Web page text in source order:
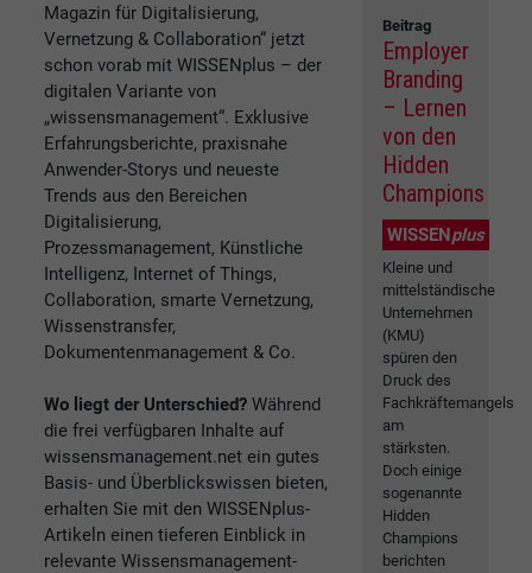
Magazin für Digitalisierung,
Vernetzung & Collaboration“ jetzt
schon vorab mit WISSENplus – der
digitalen Variante von
„wissensmanagement“. Exklusive
Erfahrungsberichte, praxisnahe
Anwender-Storys und neueste
Trends aus den Bereichen
Digitalisierung,
Prozessmanagement, Künstliche
Intelligenz, Internet of Things,
Collaboration, smarte Vernetzung,
Wissenstransfer,
Dokumentenmanagement & Co.
Wo liegt der Unterschied? Während
die frei verfügbaren Inhalte auf
wissensmanagement.net ein gutes
Basis- und Überblickswissen bieten,
erhalten Sie mit den WISSENplus-
Artikeln einen tieferen Einblick in
relevante Wissensmanagement-
Beitrag
Employer
Branding
– Lernen
von den
Hidden
Champions
WISSENplus
Kleine und
mittelständische
Unternehmen
(KMU)
spüren den
Druck des
Fachkräftemangels
am
stärksten.
Doch einige
sogenannte
Hidden
Champions
berichten